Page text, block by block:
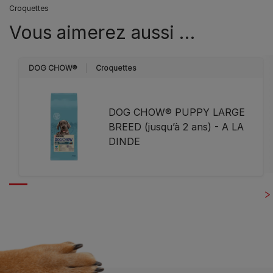
Croquettes
Vous aimerez aussi …
DOG CHOW® Croquettes
DOG CHOW® PUPPY LARGE
BREED (jusqu’à 2 ans) - A LA
DINDE